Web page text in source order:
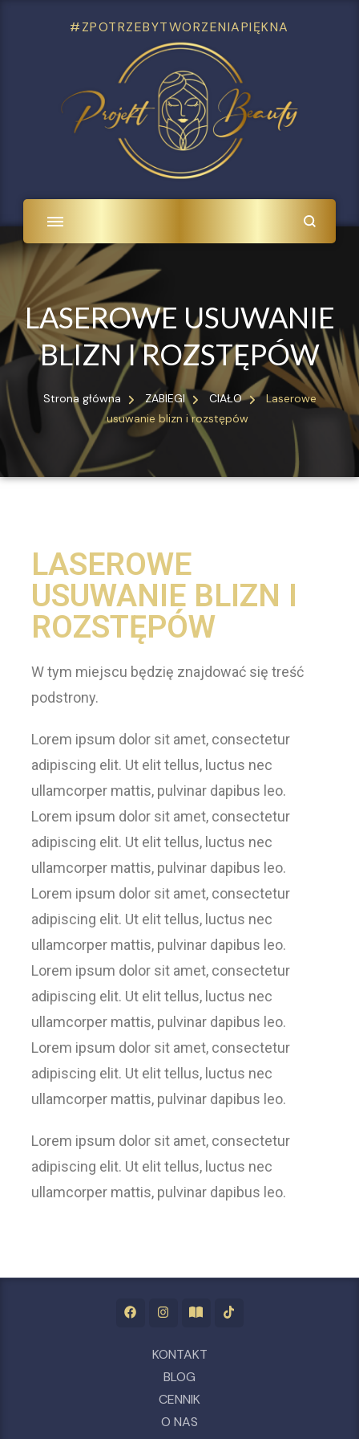
#ZPOTRZEBYTWORZENIAPIĘKNA
LASEROWE USUWANIE
BLIZN I ROZSTĘPÓW
Strona główna ZABIEGI CIAŁO
Laserowe
usuwanie blizn i rozstępów
LASEROWE
USUWANIE BLIZN I
ROZSTĘPÓW
W tym miejscu będzię znajdować się treść
podstrony.
Lorem ipsum dolor sit amet, consectetur
adipiscing elit. Ut elit tellus, luctus nec
ullamcorper mattis, pulvinar dapibus leo.
Lorem ipsum dolor sit amet, consectetur
adipiscing elit. Ut elit tellus, luctus nec
ullamcorper mattis, pulvinar dapibus leo.
Lorem ipsum dolor sit amet, consectetur
adipiscing elit. Ut elit tellus, luctus nec
ullamcorper mattis, pulvinar dapibus leo.
Lorem ipsum dolor sit amet, consectetur
adipiscing elit. Ut elit tellus, luctus nec
ullamcorper mattis, pulvinar dapibus leo.
Lorem ipsum dolor sit amet, consectetur
adipiscing elit. Ut elit tellus, luctus nec
ullamcorper mattis, pulvinar dapibus leo.
Lorem ipsum dolor sit amet, consectetur
adipiscing elit. Ut elit tellus, luctus nec
ullamcorper mattis, pulvinar dapibus leo.